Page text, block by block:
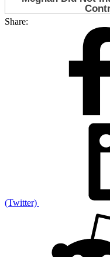
Share:
(Twitter)